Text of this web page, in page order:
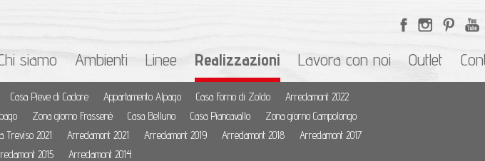
siamo Ambienti Linee Realizzazioni Lavora con noi Outlet
Casa Pieve di Cadore Appartamento Alpago Casa Forno di Zoldo
Arredamont 2022
Zona giorno Frassenè Casa Belluno Casa Piancavallo
Zona giorno Campolongo
Treviso 2021 Arredamont 2021 Arredamont 2019 Arredamont 2018
Arredamont 2017
2015 Arredamont 2014